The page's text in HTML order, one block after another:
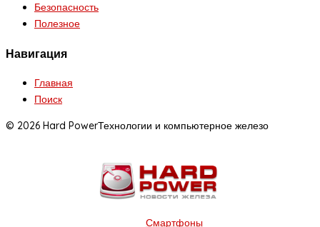
Безопасность
Полезное
Навигация
Главная
Поиск
© 2026 Hard PowerТехнологии и компьютерное железо
Смартфоны